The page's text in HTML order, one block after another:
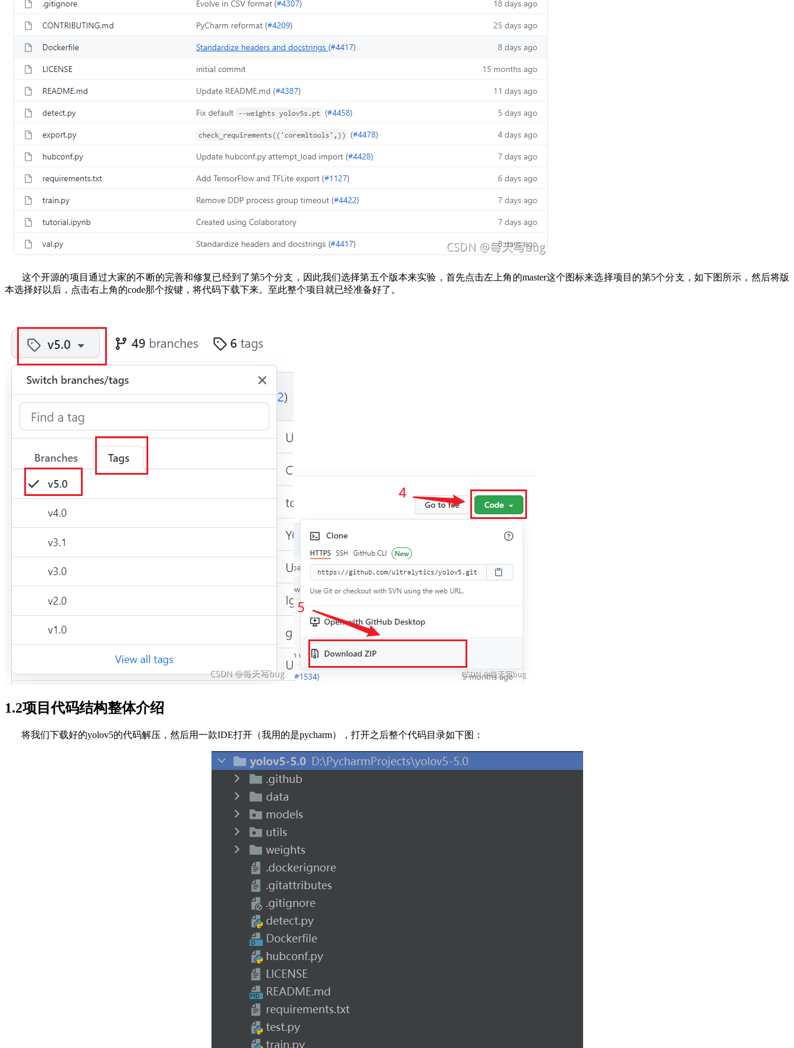
这个开源的项目通过大家的不断的完善和修复已经到了第5个分支，因此我们选择第五个版本来实验，首先点击左上角的master这个图标来选择项目的第5个分支，如下图所示，然后将版
本选择好以后，点击右上角的code那个按键，将代码下载下来。至此整个项目就已经准备好了。
1.2项目代码结构整体介绍
将我们下载好的yolov5的代码解压，然后用一款IDE打开（我用的是pycharm），打开之后整个代码目录如下图：